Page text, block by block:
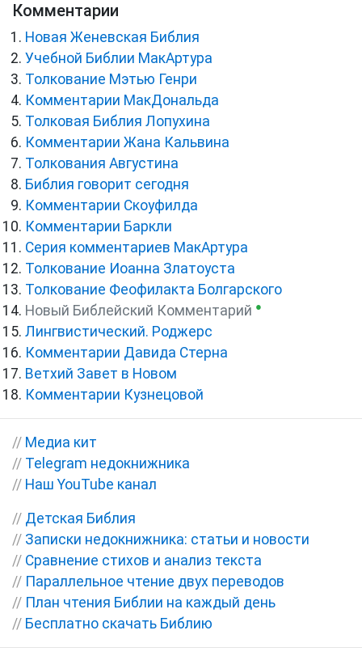
Комментарии
Новая Женевская Библия
Учебной Библии МакАртура
Толкование Мэтью Генри
Комментарии МакДональда
Толковая Библия Лопухина
Комментарии Жана Кальвина
Толкования Августина
Библия говорит сегодня
Комментарии Скоуфилда
Комментарии Баркли
Серия комментариев МакАртура
Толкование Иоанна Златоуста
Толкование Феофилакта Болгарского
Новый Библейский Комментарий ●
Лингвистический. Роджерс
Комментарии Давида Стерна
Ветхий Завет в Новом
Комментарии Кузнецовой
// Медиа кит
// Telegram недокнижника
// Наш YouTube канал
// Детская Библия
// Записки недокнижника: статьи и новости
// Сравнение стихов и анализ текста
// Параллельное чтение двух переводов
// План чтения Библии на каждый день
// Бесплатно скачать Библию